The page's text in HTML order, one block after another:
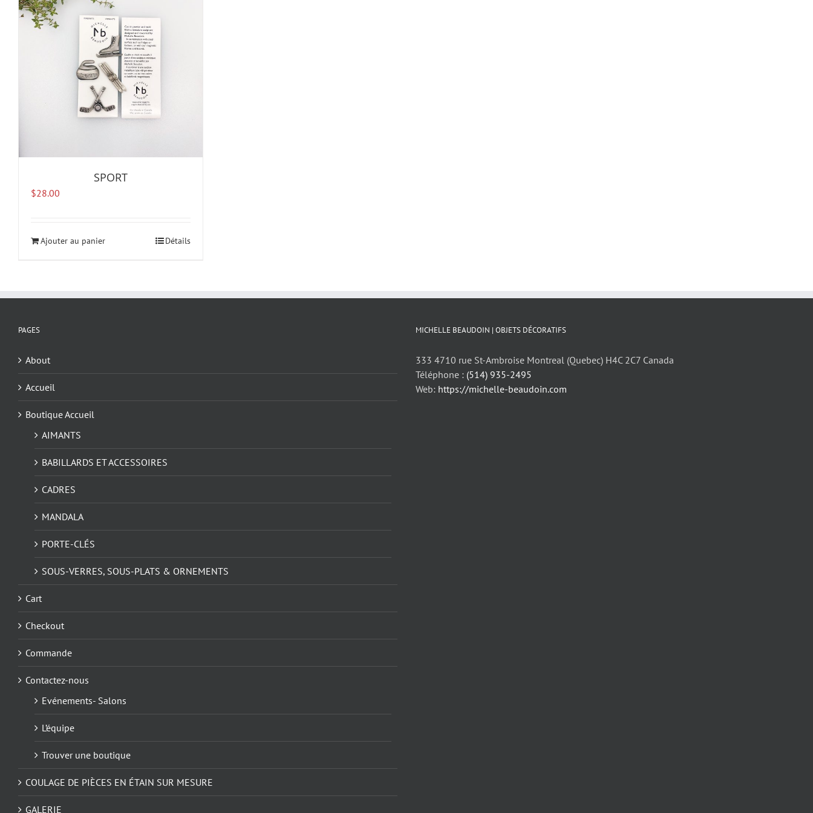
SPORT
$28.00
Ajouter au panier Détails
PAGES
About
Accueil
Boutique Accueil
AIMANTS
BABILLARDS ET ACCESSOIRES
CADRES
MANDALA
PORTE-CLÉS
SOUS-VERRES, SOUS-PLATS & ORNEMENTS
Cart
Checkout
Commande
Contactez-nous
Evénements- Salons
L’équipe
Trouver une boutique
COULAGE DE PIÈCES EN ÉTAIN SUR MESURE
GALERIE
MICHELLE BEAUDOIN | OBJETS DÉCORATIFS
333 4710 rue St-Ambroise Montreal (Quebec) H4C 2C7 Canada
Téléphone : (514) 935-2495
Web: https://michelle-beaudoin.com